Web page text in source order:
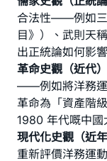
合法性——例如三
目》）、武則天
出正統論如何影
革命史觀（近代）
——例如將洋務運
革命為「資產階
1980 年代嘅中國
現代化史觀（近年
重新評價洋務運